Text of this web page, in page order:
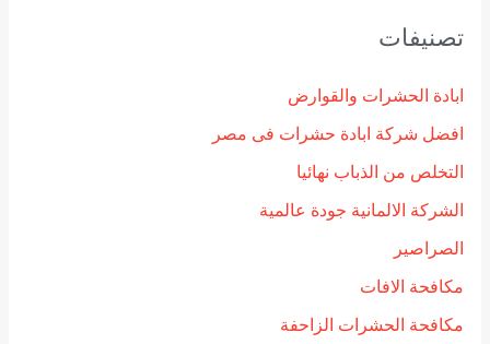
تصنيفات
ابادة الحشرات والقوارض
افضل شركة ابادة حشرات فى مصر
التخلص من الذباب نهائيا
الشركة الالمانية جودة عالمية
الصراصير
مكافحة الافات
مكافحة الحشرات الزاحفة